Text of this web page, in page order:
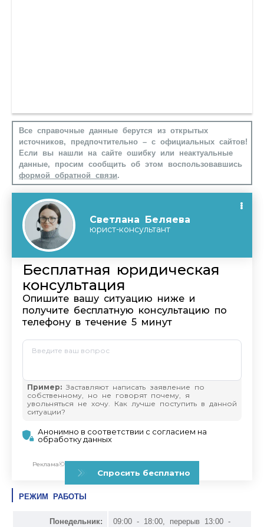
Все справочные данные берутся из открытых
источников, предпочтительно – с официальных сайтов!
Если вы нашли на сайте ошибку или неактуальные
данные, просим сообщить об этом воспользовавшись
формой обратной связи.
РЕЖИМ РАБОТЫ
Понедельник:
09:00 - 18:00, перерыв 13:00 -